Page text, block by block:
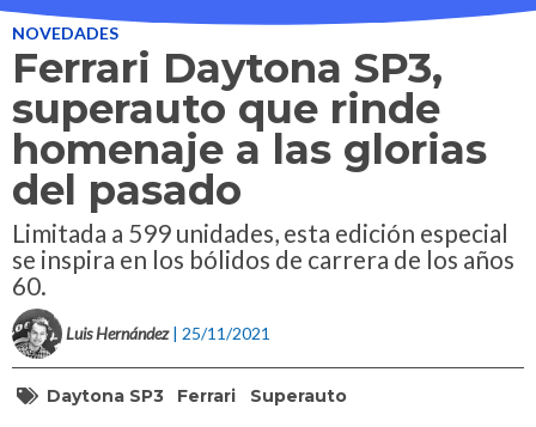
NOVEDADES
Ferrari Daytona SP3,
superauto que rinde
homenaje a las glorias
del pasado
Limitada a 599 unidades, esta edición especial
se inspira en los bólidos de carrera de los años
60.
Luis Hernández | 25/11/2021
Daytona SP3 Ferrari Superauto